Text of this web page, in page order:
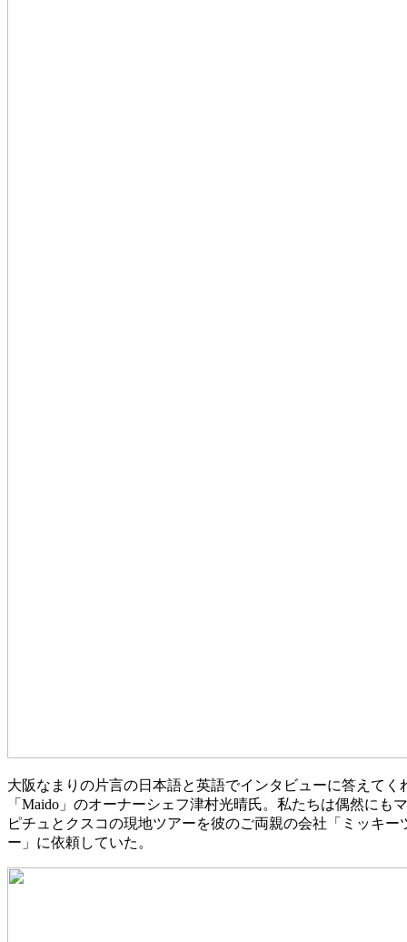
大阪なまりの片言の日本語と英語でインタビューに答えてく
「Maido」のオーナーシェフ津村光晴氏。私たちは偶然にも
ピチュとクスコの現地ツアーを彼のご両親の会社「ミッキー
ー」に依頼していた。